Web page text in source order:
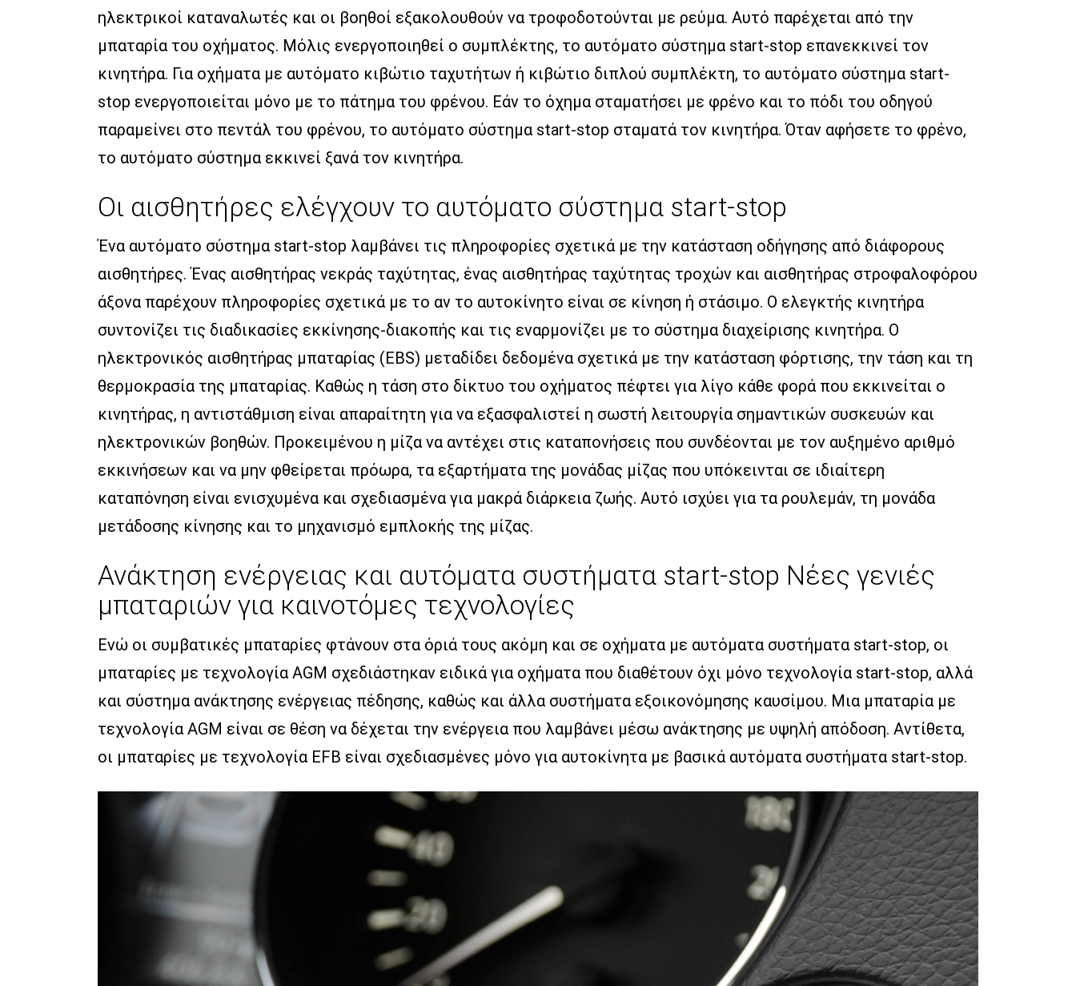
ηλεκτρικοί καταναλωτές και οι βοηθοί εξακολουθούν να τροφοδοτούνται με ρεύμα. Αυτό παρέχεται από την
μπαταρία του οχήματος. Μόλις ενεργοποιηθεί ο συμπλέκτης, το αυτόματο σύστημα start-stop επανεκκινεί τον
κινητήρα. Για οχήματα με αυτόματο κιβώτιο ταχυτήτων ή κιβώτιο διπλού συμπλέκτη, το αυτόματο σύστημα start-
stop ενεργοποιείται μόνο με το πάτημα του φρένου. Εάν το όχημα σταματήσει με φρένο και το πόδι του οδηγού
παραμείνει στο πεντάλ του φρένου, το αυτόματο σύστημα start-stop σταματά τον κινητήρα. Όταν αφήσετε το φρένο,
το αυτόματο σύστημα εκκινεί ξανά τον κινητήρα.
Οι αισθητήρες ελέγχουν το αυτόματο σύστημα start-stop
Ένα αυτόματο σύστημα start-stop λαμβάνει τις πληροφορίες σχετικά με την κατάσταση οδήγησης από διάφορους
αισθητήρες. Ένας αισθητήρας νεκράς ταχύτητας, ένας αισθητήρας ταχύτητας τροχών και αισθητήρας στροφαλοφόρου
άξονα παρέχουν πληροφορίες σχετικά με το αν το αυτοκίνητο είναι σε κίνηση ή στάσιμο. Ο ελεγκτής κινητήρα
συντονίζει τις διαδικασίες εκκίνησης-διακοπής και τις εναρμονίζει με το σύστημα διαχείρισης κινητήρα. Ο
ηλεκτρονικός αισθητήρας μπαταρίας (EBS) μεταδίδει δεδομένα σχετικά με την κατάσταση φόρτισης, την τάση και τη
θερμοκρασία της μπαταρίας. Καθώς η τάση στο δίκτυο του οχήματος πέφτει για λίγο κάθε φορά που εκκινείται ο
κινητήρας, η αντιστάθμιση είναι απαραίτητη για να εξασφαλιστεί η σωστή λειτουργία σημαντικών συσκευών και
ηλεκτρονικών βοηθών. Προκειμένου η μίζα να αντέχει στις καταπονήσεις που συνδέονται με τον αυξημένο αριθμό
εκκινήσεων και να μην φθείρεται πρόωρα, τα εξαρτήματα της μονάδας μίζας που υπόκεινται σε ιδιαίτερη
καταπόνηση είναι ενισχυμένα και σχεδιασμένα για μακρά διάρκεια ζωής. Αυτό ισχύει για τα ρουλεμάν, τη μονάδα
μετάδοσης κίνησης και το μηχανισμό εμπλοκής της μίζας.
Ανάκτηση ενέργειας και αυτόματα συστήματα start-stop Νέες γενιές
μπαταριών για καινοτόμες τεχνολογίες
Ενώ οι συμβατικές μπαταρίες φτάνουν στα όριά τους ακόμη και σε οχήματα με αυτόματα συστήματα start-stop, οι
μπαταρίες με τεχνολογία AGM σχεδιάστηκαν ειδικά για οχήματα που διαθέτουν όχι μόνο τεχνολογία start-stop, αλλά
και σύστημα ανάκτησης ενέργειας πέδησης, καθώς και άλλα συστήματα εξοικονόμησης καυσίμου. Μια μπαταρία με
τεχνολογία AGM είναι σε θέση να δέχεται την ενέργεια που λαμβάνει μέσω ανάκτησης με υψηλή απόδοση. Αντίθετα,
οι μπαταρίες με τεχνολογία EFB είναι σχεδιασμένες μόνο για αυτοκίνητα με βασικά αυτόματα συστήματα start-stop.